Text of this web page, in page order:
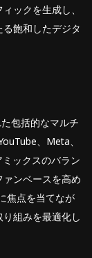
ックを生成し、
飽和したデジタ
包括的なマルチ
、Meta、
ックスのバラン
ンベースを高め
焦点を当てなが
組みを最適化し